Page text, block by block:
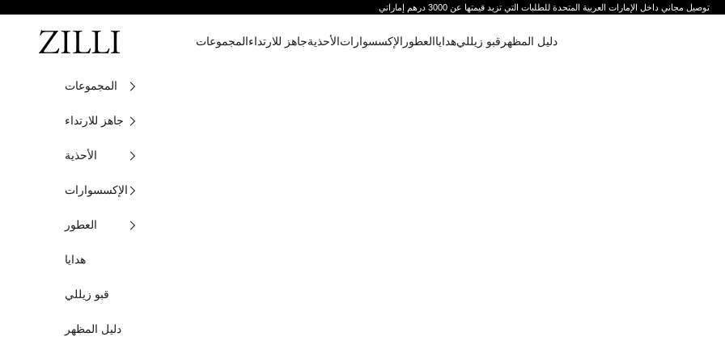
توصيل مجاني داخل الإمارات العربية المتحدة للطلبات التي تزيد قيمتها عن 3000 درهم إماراتي
زيللي المجموعاتجاهز للارتداءالأحذيةالإكسسوارات العطورهداياقبو زيللي دليل المظهر
المجموعات
جاهز للارتداء
الأحذية
الإكسسوارات
العطور
هدايا
قبو زيللي
دليل المظهر